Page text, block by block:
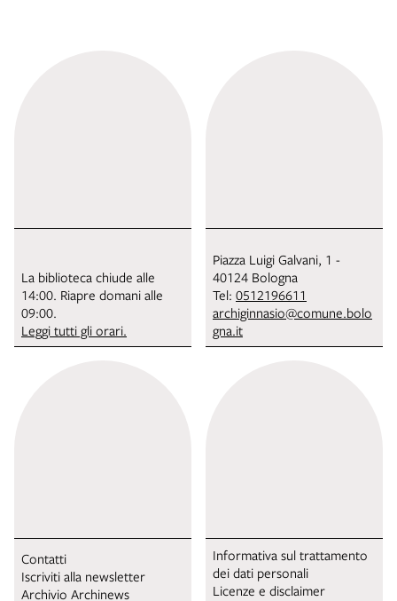
La biblioteca chiude alle
14:00. Riapre domani alle
09:00.
Leggi tutti gli orari.
Piazza Luigi Galvani, 1 -
40124 Bologna
Tel: 0512196611
archiginnasio@comune.bolo
gna.it
Contatti
Iscriviti alla newsletter
Archivio Archinews
Informativa sul trattamento
dei dati personali
Licenze e disclaimer